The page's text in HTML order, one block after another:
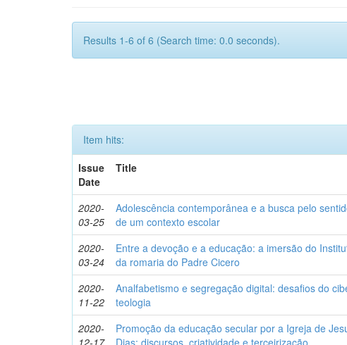
Results 1-6 of 6 (Search time: 0.0 seconds).
Item hits:
Issue
Date
Title
2020-
03-25
Adolescência contemporânea e a busca pelo
de um contexto escolar
2020-
03-24
Entre a devoção e a educação: a imersão do
da romaria do Padre Cicero
2020-
11-22
Analfabetismo e segregação digital: desafios do
teologia
2020-
12-17
Promoção da educação secular por a Igreja de
Dias: discursos, criatividade e terceirização